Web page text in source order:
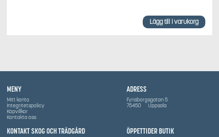
Lägg till i varukorg
MENY
Mitt konto
Integritetspolicy
Köpvillkor
Kontakta oss
ÖPPETTIDER BUTIK
ADRESS
Fyrisborgsgatan 5
75450
Uppsala
KONTAKT SKOG OCH TRÄDGÅRD